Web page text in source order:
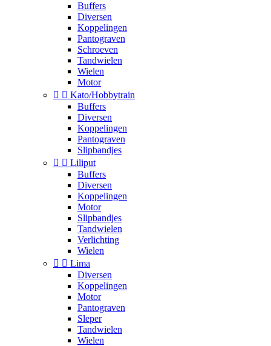
Buffers
Diversen
Koppelingen
Pantograven
Schroeven
Tandwielen
Wielen
Motor
  Kato/Hobbytrain
Buffers
Diversen
Koppelingen
Pantograven
Slipbandjes
  Liliput
Buffers
Diversen
Koppelingen
Motor
Slipbandjes
Tandwielen
Verlichting
Wielen
  Lima
Diversen
Koppelingen
Motor
Pantograven
Sleper
Tandwielen
Wielen